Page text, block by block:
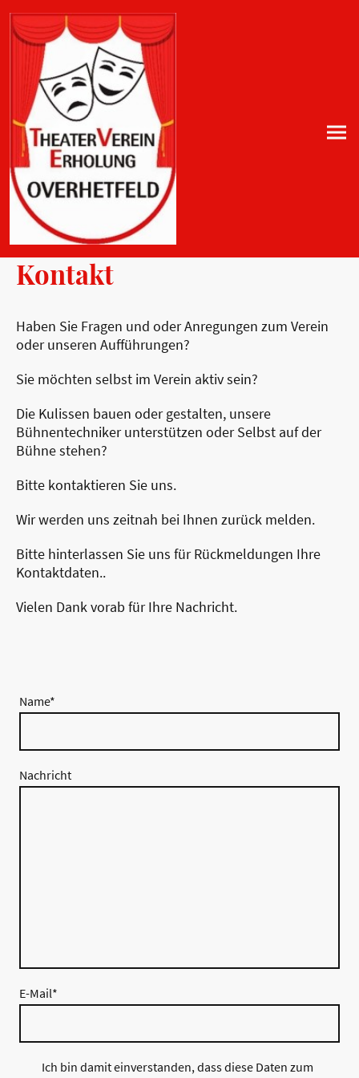
Kontakt
Name*
Nachricht
E-Mail*
Ich bin damit einverstanden, dass diese Daten zum
Haben Sie Fragen und oder Anregungen zum Verein
oder unseren Aufführungen?
Sie möchten selbst im Verein aktiv sein?
Die Kulissen bauen oder gestalten, unsere
Bühnentechniker unterstützen oder Selbst auf der
Bühne stehen?
Bitte kontaktieren Sie uns.
Wir werden uns zeitnah bei Ihnen zurück melden.
Bitte hinterlassen Sie uns für Rückmeldungen Ihre
Kontaktdaten..
Vielen Dank vorab für Ihre Nachricht.